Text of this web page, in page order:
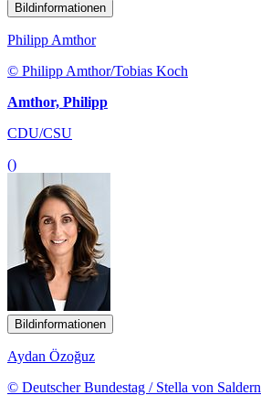
Bildinformationen
Philipp Amthor
© Philipp Amthor/Tobias Koch
Amthor, Philipp
CDU/CSU
()
Bildinformationen
Aydan Özoğuz
© Deutscher Bundestag / Stella von Saldern